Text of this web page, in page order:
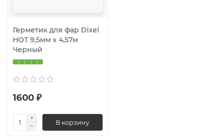
Герметик для фар Dixel
HOT 9,5мм х 4,57м
Черный
1600 ₽
В корзину